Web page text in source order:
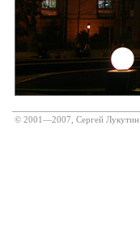
© 2001—2007, Сергей Лукутин.